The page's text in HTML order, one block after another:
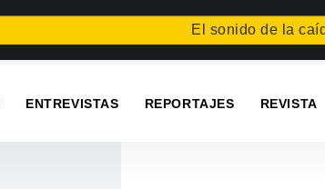
El sonido de la caída
ENTREVISTAS REPORTAJES REVISTA